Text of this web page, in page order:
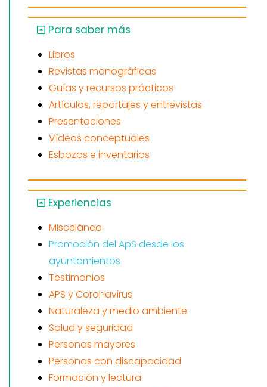
Para saber más
Libros
Revistas monográficas
Guías y recursos prácticos
Artículos, reportajes y entrevistas
Presentaciones
Vídeos conceptuales
Esbozos e inventarios
Experiencias
Miscelánea
Promoción del ApS desde los
ayuntamientos
Testimonios
APS y Coronavirus
Naturaleza y medio ambiente
Salud y seguridad
Personas mayores
Personas con discapacidad
Formación y lectura